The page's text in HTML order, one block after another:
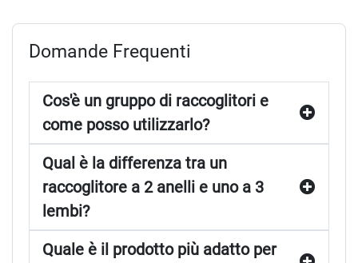
Domande Frequenti
Cos'è un gruppo di raccoglitori e
come posso utilizzarlo?
Qual è la differenza tra un
raccoglitore a 2 anelli e uno a 3
lembi?
Quale è il prodotto più adatto per